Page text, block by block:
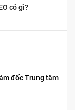
có gì?
đốc Trung tâm